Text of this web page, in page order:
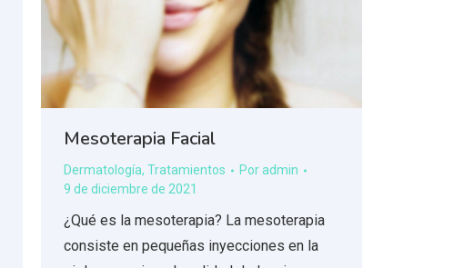
Mesoterapia Facial
Dermatología, Tratamientos Poradmin
9 de diciembre de 2021
¿Qué es la mesoterapia? La mesoterapia
consiste en pequeñas inyecciones en la